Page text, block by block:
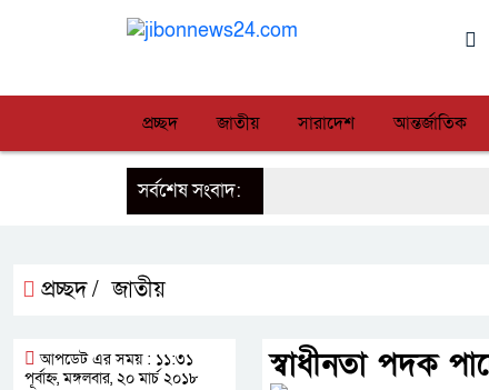
প্রচ্ছদ জাতীয় সারাদেশ আন্তর্জাতিক
সর্বশেষ সংবাদ:
প্রচ্ছদ / জাতীয়
স্বাধীনতা পদক
আপডেট এর সময় : ১১:৩১
পূর্বাহ্ন, মঙ্গলবার, ২০ মার্চ ২০১৮